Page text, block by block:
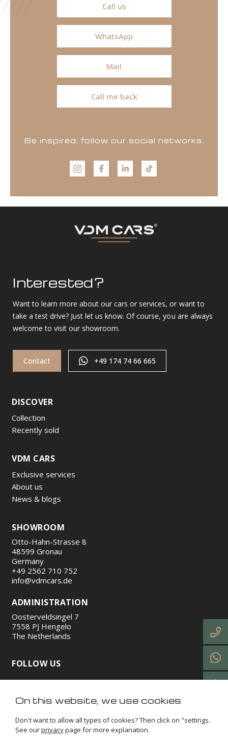
Call us
WhatsApp
Mail
Call me back
Be inspired, follow our social networks.
Interested?
Want to learn more about our cars or services, or want to
take a test drive? Just let us know. Of course, you are always
welcome to visit our showroom.
Contact +49 174 74 66 665
DISCOVER
Collection
Recently sold
VDM CARS
Exclusive services
About us
News & blogs
SHOWROOM
Otto-Hahn-Strasse 8
48599 Gronau
Germany
+49 2562 710 752
info@vdmcars.de
ADMINISTRATION
Oosterveldsingel 7
7558 PJ Hengelo
The Netherlands
FOLLOW US
https://www.instagram.com/vdmcars/
http://facebook.com/vdmcars/
https://www.linkedin.com/company/vdm-cars-
https://www.tiktok.com/@vdmcars
VDM Cars © 2026 Terms and conditions
On this website, we use cookies
Don't want to allow all types of cookies? Then click on "settings.
See ourprivacypage for more explanation.